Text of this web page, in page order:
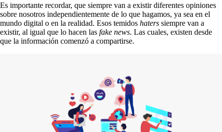
Es importante recordar, que siempre van a existir diferentes opiniones
sobre nosotros independientemente de lo que hagamos, ya sea en el
mundo digital o en la realidad. Esos temidos haters siempre van a
existir, al igual que lo hacen las fake news. Las cuales, existen desde
que la información comenzó a compartirse.